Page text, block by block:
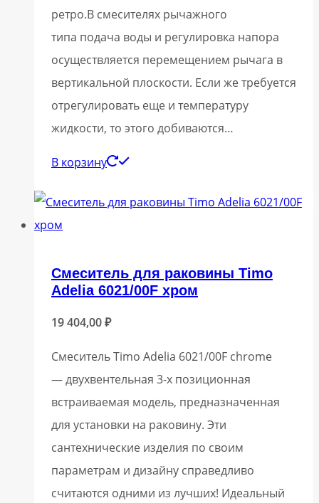
ретро.В смесителях рычажного
типа подача воды и регулировка напора
осуществляется перемещением рычага в
вертикальной плоскости. Если же требуется
отрегулировать еще и температуру
жидкости, то этого добиваются…
В корзину
Смеситель для раковины Timo
Adelia 6021/00F хром
19 404,00₽
Смеситель Timo Adelia 6021/00F chrome
— двухвентельная 3-х позиционная
встраиваемая модель, предназначенная
для установки на раковину. Эти
сантехнические изделия по своим
параметрам и дизайну справедливо
считаются одними из лучших! Идеальный